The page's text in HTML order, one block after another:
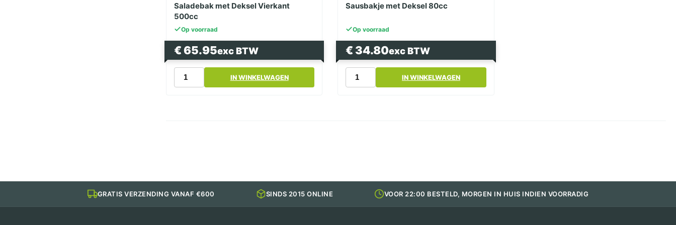
Saladebak met Deksel Vierkant
500cc
Op voorraad
€65.95exc BTW
Saladebak
met
IN WINKELWAGEN
Sausbakje met Deksel 80cc
Op voorraad
€ 34.80exc BTW
Sausbakje
met
IN WINKELWAGEN
GRATIS VERZENDING VANAF €600 SINDS 2015 ONLINE VOOR 22:00 BESTELD, MORGEN IN HUIS INDIEN VOORRADIG